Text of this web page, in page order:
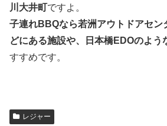
川大井町ですよ。
子連れBBQなら若洲アウトドアセン
どにある施設や、日本橋EDOのよう
すすめです。
レジャー